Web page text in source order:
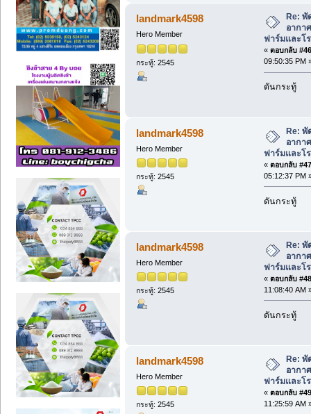
landmark4598
Hero Member
กระทู้: 2545
Re:
อากา
ฟาร์มและโ
« ตอบกลับ
09:50:35 PM
ดันกระทู้
landmark4598
Hero Member
กระทู้: 2545
Re: พั
อากา
ฟาร์มและโ
« ตอบกลับ
05:12:37 PM
ดันกระทู้
landmark4598
Hero Member
กระทู้: 2545
Re: พั
อากา
ฟาร์มและโ
« ตอบกลับ
11:08:40 AM
ดันกระทู้
landmark4598
Hero Member
กระทู้: 2545
Re:
อากา
ฟาร์มและโ
« ตอบกลับ
11:25:59 AM